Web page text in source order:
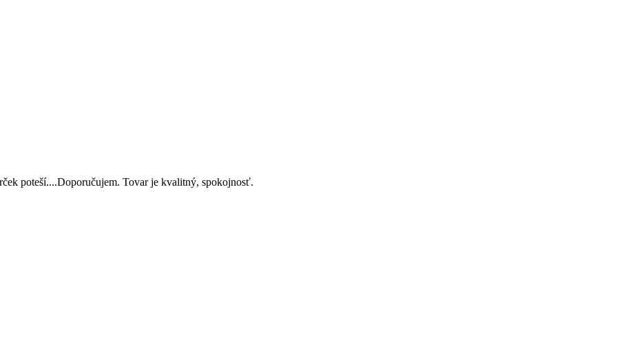
poteší....Doporučujem. Tovar je kvalitný, spokojnosť.